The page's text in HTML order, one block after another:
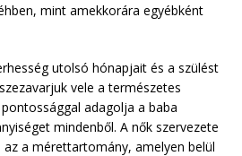
mint amekkorára egyébként
utolsó hónapjait és a szülést
vele a természetes
adagolja a baba
mindenből. A nők szervezete
a mérettartomány, amelyen belül